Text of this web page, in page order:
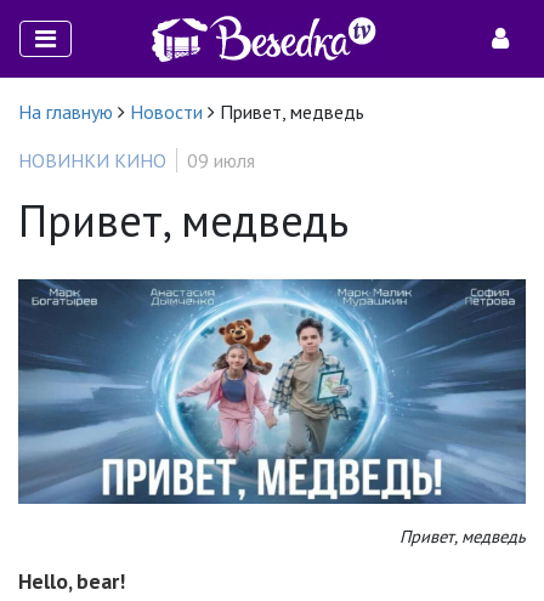
На главную Новости
Привет, медведь
НОВИНКИ КИНО
09 июля
Привет, медведь
Привет, медведь
Hello, bear!